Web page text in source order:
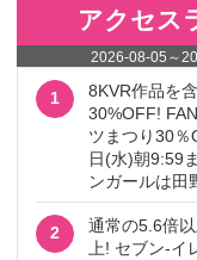
アクセス
2026-08-05 ～
1
8KVR作品を
30%OFF!
ツまつり30％
日(水)朝9:59
ンガールは田
2
通常の5.6倍
上! セブン‐